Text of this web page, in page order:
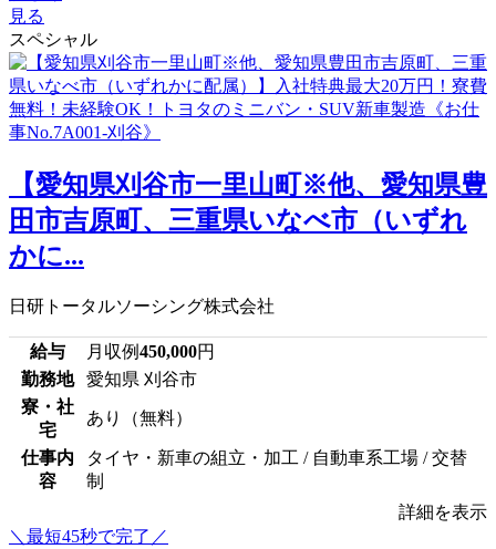
見る
スペシャル
【愛知県刈谷市一里山町※他、愛知県豊
田市吉原町、三重県いなべ市（いずれ
かに...
日研トータルソーシング株式会社
給与 月収例450,000円
勤務地
愛知県 刈谷市
寮・社
宅
あり（無料）
仕事内
容
タイヤ・新車の組立・加工 / 自動車系工場 / 交替
制
詳細を表示
＼最短45秒で完了／